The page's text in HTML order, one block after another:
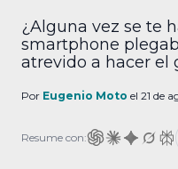
¿Alguna vez se te
smartphone
atrevido a hacer el
probar la
actualización de
una publicación
Por Eugenio Moto el 21 de
Resume con: